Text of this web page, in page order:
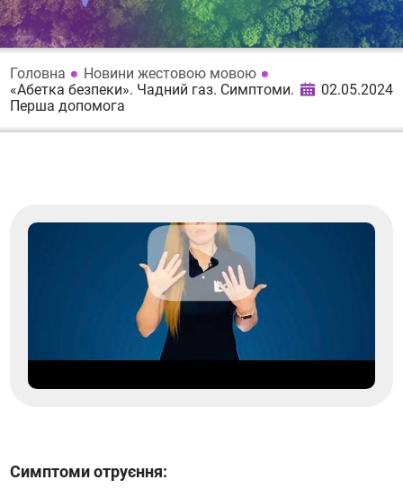
Головна
Новини жестовою мовою
«Абетка безпеки». Чадний газ. Симптоми.
Перша допомога
02.05.2024
Симптоми отруєння: